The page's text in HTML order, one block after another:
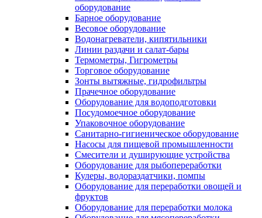
оборудование
Барное оборудование
Весовое оборудование
Водонагреватели, кипятильники
Линии раздачи и салат-бары
Термометры, Гигрометры
Торговое оборудование
Зонты вытяжные, гидрофильтры
Прачечное оборудование
Оборудование для водоподготовки
Посудомоечное оборудование
Упаковочное оборудование
Санитарно-гигиеническое оборудование
Насосы для пищевой промышленности
Смесители и душирующие устройства
Оборудование для рыбопереработки
Кулеры, водораздатчики, помпы
Оборудование для переработки овощей и
фруктов
Оборудование для переработки молока